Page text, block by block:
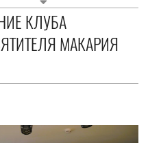
КЛУБА
МАКАРИЯ